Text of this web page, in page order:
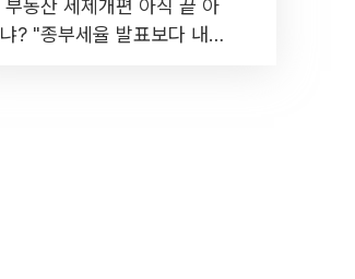
부동산 세제개편 아직 끝 아
냐? "종부세율 발표보다 내릴